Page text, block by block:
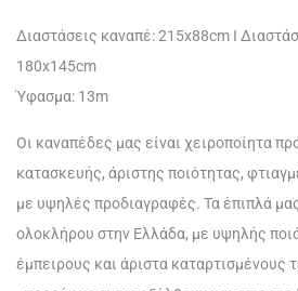
Διαστάσεις καναπέ: 215x88cm I
180x145cm
Ύφασμα: 13m
Οι καναπέδες μας είναι χειροποίητα
κατασκευής, άριστης ποιότητας,
με υψηλές προδιαγραφές. Τα έπιπλά
ολοκλήρου στην Ελλάδα, με υψηλής
έμπειρους και άριστα καταρτισμένους